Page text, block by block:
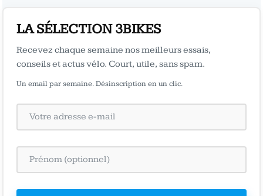
LA SÉLECTION 3BIKES
Recevez chaque semaine nos meilleurs essais,
conseils et actus vélo. Court, utile, sans spam.
Un email par semaine. Désinscription en un clic.